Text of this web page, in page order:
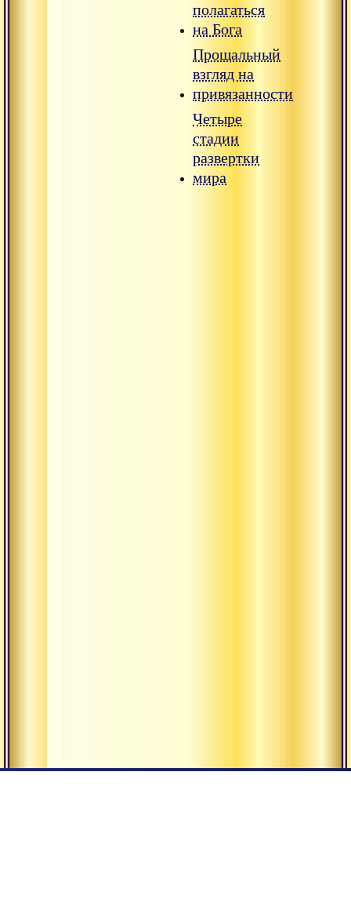
полагаться
на Бога
Прощальный
взгляд на
привязанности
Четыре
стадии
развертки
мира